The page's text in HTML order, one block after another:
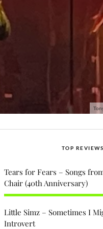
TOP REVIEWS
Tears for Fears – Songs
Chair (40th Anniversary)
Little Simz – Sometimes I
Introvert